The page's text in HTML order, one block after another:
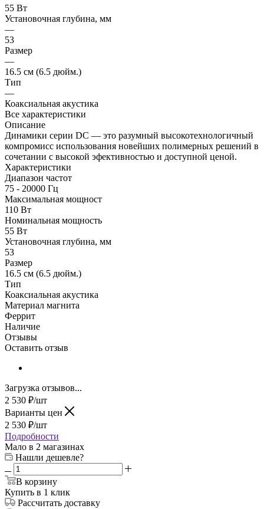
55 Вт
Установочная глубина, мм
—
53
Размер
—
16.5 см (6.5 дюйм.)
Тип
—
Коаксиальная акустика
Все характеристики
Описание
Динамики серии DC — это разумный высокотехнологичный
компромисс использования новейших полимерных решений в
сочетании c высокой эфективностью и доступной ценой.
Характеристики
Диапазон частот
75 - 20000 Гц
Максимальная мощност
110 Вт
Номинальная мощность
55 Вт
Установочная глубина, мм
53
Размер
16.5 см (6.5 дюйм.)
Тип
Коаксиальная акустика
Материал магнита
Феррит
Наличие
Отзывы
Оставить отзыв
Загрузка отзывов...
2 530 ₽/шт
Варианты цен
2 530 ₽/шт
Подробности
Мало в 2 магазинах
Нашли дешевле?
В корзину
Купить в 1 клик
Рассчитать доставку